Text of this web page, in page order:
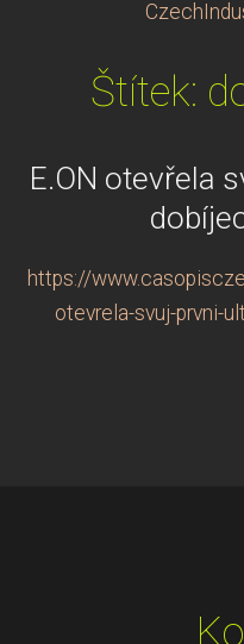
Štítek:
E.ON otevřela
https://
otevrela-svuj-prvni-